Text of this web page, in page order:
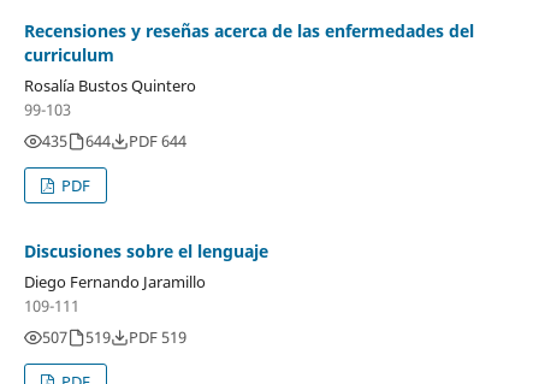
Recensiones y reseñas acerca de las enfermedades del
curriculum
Rosalía Bustos Quintero
99-103
435
644 PDF 644
PDF
Discusiones sobre el lenguaje
Diego Fernando Jaramillo
109-111
507
519 PDF 519